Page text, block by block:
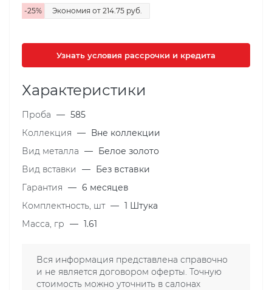
-25% Экономия от 214.75 руб.
Узнать условия рассрочки и кредита
Характеристики
Проба — 585
Коллекция — Вне коллекции
Вид металла — Белое золото
Вид вставки
— Без вставки
Гарантия — 6 месяцев
Комплектность, шт — 1 Штука
Масса, гр — 1.61
Вся информация представлена справочно
и не является договором оферты. Точную
стоимость можно уточнить в салонах